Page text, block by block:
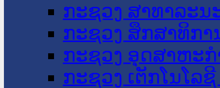
ກະຊວງ ສາທາລະນ
ກະຊວງ ສຶກສາທິກາ
ກະຊວງ ອຸດສາຫະ
ກະຊວງ ເຕັກໂນໂລ